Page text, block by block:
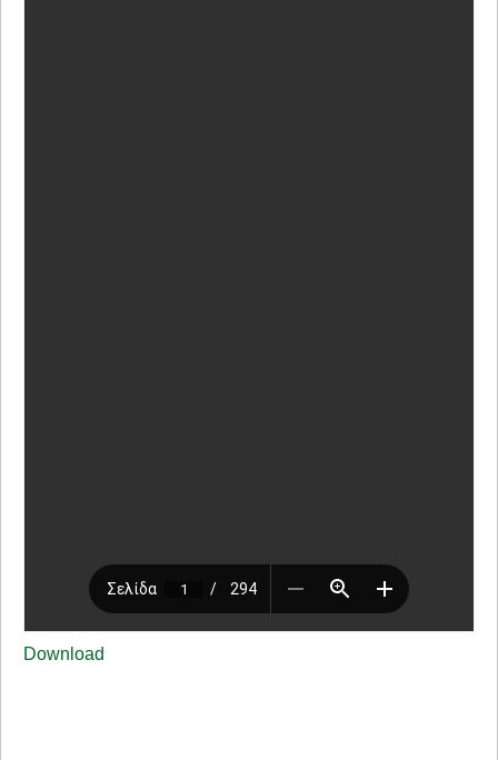
Download